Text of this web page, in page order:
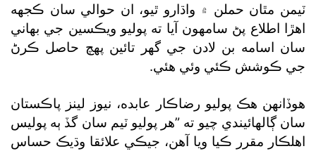
ٽيمن مٿان حملن ۾ واڌارو ٿيو، ان حوالي سان ڪجهه
اهڙا اطلاع پڻ سامهون آيا ته پوليو ويڪسين جي بهاني
سان اسامه بن لادن جي گھر تائين پهچ حاصل ڪرڻ
جي ڪوشش ڪئي وئي هئي.
هوڏانهن هڪ پوليو رضاڪار عابده، نيوز لينز پاڪستان
سان ڳالهائيندي چيو ته ”هر پوليو ٽيم سان گڏ ٻه پوليس
اهلڪار مقرر ڪيا ويا آهن، جيڪي علائقا وڌيڪ حساس